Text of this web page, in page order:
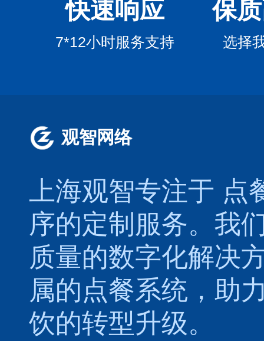
快速响应
7*12小时服务支持
保
选择
观智网络
上海观智专注于 点
序的定制服务。我
质量的数字化解决
属的点餐系统 ，助
饮的转型升级。